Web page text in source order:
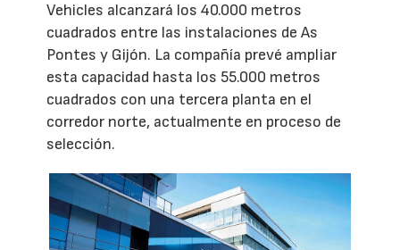
Vehicles alcanzará los 40.000 metros
cuadrados entre las instalaciones de As
Pontes y Gijón. La compañía prevé ampliar
esta capacidad hasta los 55.000 metros
cuadrados con una tercera planta en el
corredor norte, actualmente en proceso de
selección.